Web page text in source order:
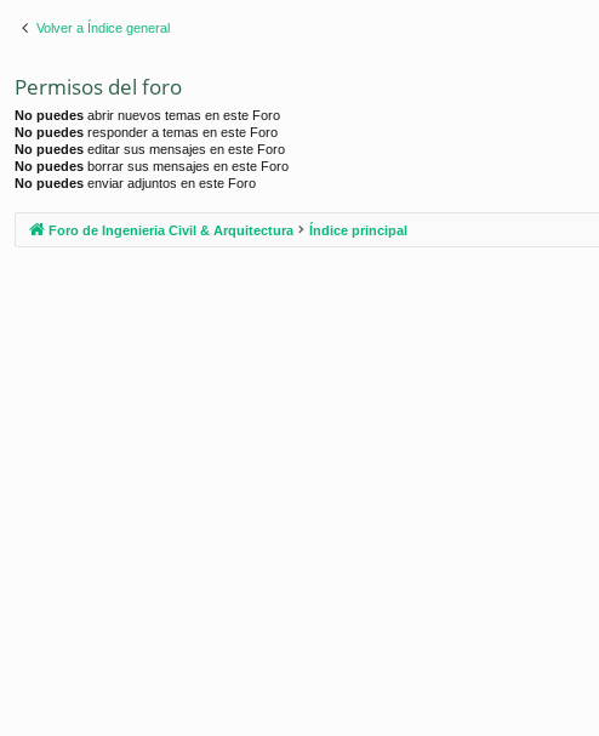
os
Volver a Índice general
Permisos del foro
No puedes abrir nuevos temas en este Foro
No puedes responder a temas en este Foro
No puedes editar sus mensajes en este Foro
No puedes borrar sus mensajes en este Foro
No puedes enviar adjuntos en este Foro
Foro de Ingenieria Civil & Arquitectura Índice principal